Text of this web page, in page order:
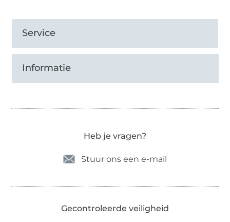
Service
Informatie
Heb je vragen?
Stuur ons een e-mail
Gecontroleerde veiligheid